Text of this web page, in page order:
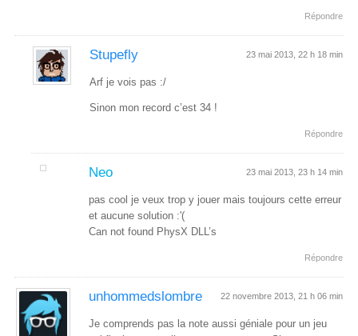
Répondre
Stupefly 23 mai 2013, 22 h 18 min
Arf je vois pas :/
Sinon mon record c’est 34 !
Répondre
Neo 23 mai 2013, 23 h 14 min
pas cool je veux trop y jouer mais toujours cette erreur
et aucune solution :'(
Can not found PhysX DLL’s
Répondre
unhommedslombre 22 novembre 2013, 21 h 06 min
Je comprends pas la note aussi géniale pour un jeu